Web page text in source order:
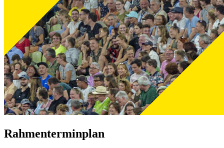
Rahmenterminplan